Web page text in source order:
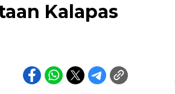
Kalapas